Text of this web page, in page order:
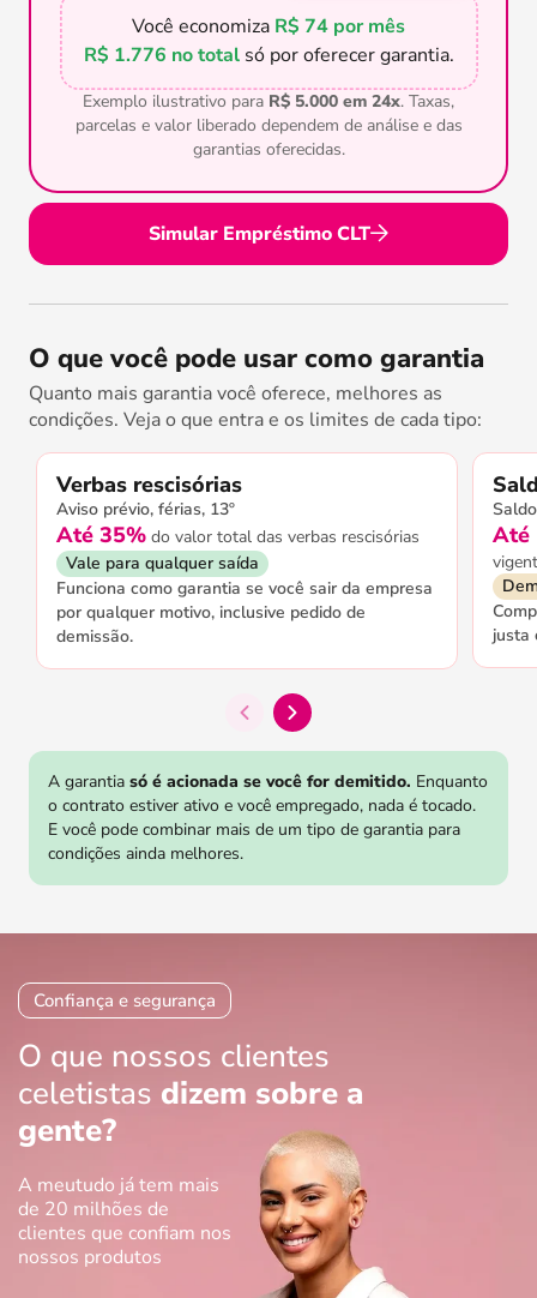
Simular Empréstimo CLT
Você economiza R$ 74 por mês
R$ 1.776 no totalsó por oferecer garantia.
Exemplo ilustrativo para R$ 5.000 em 24x. Taxas,
parcelas e valor liberado dependem de análise e das
garantias oferecidas.
O que você pode usar como garantia
Quanto mais garantia você oferece, melhores as
condições. Veja o que entra e os limites de cada tipo:
Verbas rescisórias
Aviso prévio, férias, 13º
Até 35% do valor total das verbas rescisórias
Vale para qualquer saída
Funciona como garantia se você sair da empresa
por qualquer motivo, inclusive pedido de
demissão.
Até
justa
A garantia só é acionada se você for demitido. Enquanto
o contrato estiver ativo e você empregado, nada é tocado.
E você pode combinar mais de um tipo de garantia para
condições ainda melhores.
Confiança e segurança
O que nossos clientes
celetistas dizem sobre a
gente?
A meutudo já tem mais
de 20 milhões de
clientes que confiam nos
nossos produtos